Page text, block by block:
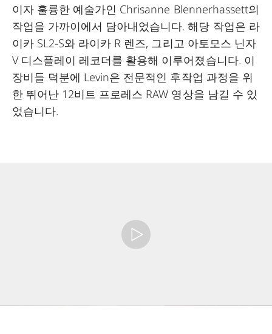
이자 훌륭한 예술가인 Chrisanne Blennerhassett의
작업을 가까이에서 담아내었습니다. 해당 작업은 라
이카 SL2-S와 라이카 R 렌즈, 그리고 아토모스 닌자
V 디스플레이 레코더를 활용해 이루어졌습니다. 이
장비들 덕분에 Levin은 전문적인 후작업 과정을 위
한 뛰어난 12비트 프로레스 RAW 영상을 남길 수 있
었습니다.